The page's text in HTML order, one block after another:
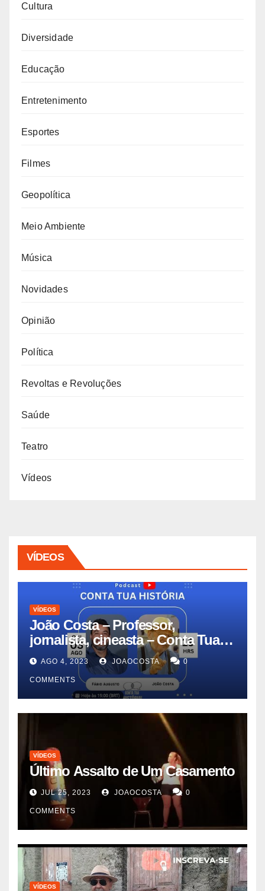
Cultura
Diversidade
Educação
Entretenimento
Esportes
Filmes
Geopolítica
Meio Ambiente
Música
Novidades
Opinião
Política
Revoltas e Revoluções
Saúde
Teatro
Vídeos
VÍDEOS
VÍDEOS
João Costa – Professor,
jornalista, cineasta – Conta Tua
História #11
AGO 4, 2023 JOAOCOSTA 0
COMMENTS
VÍDEOS
Último Assalto de Um Casamento
JUL 25, 2023 JOAOCOSTA 0
COMMENTS
VÍDEOS